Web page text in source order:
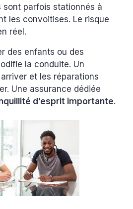
sont parfois stationnés à
les convoitises. Le risque
réel.
des enfants ou des
la conduite. Un
et les réparations
Une assurance dédiée
d’esprit importante.